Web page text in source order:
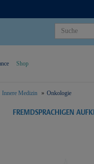
Shop
Innere Medizin Onkologie
FREMDSPRACHIGEN